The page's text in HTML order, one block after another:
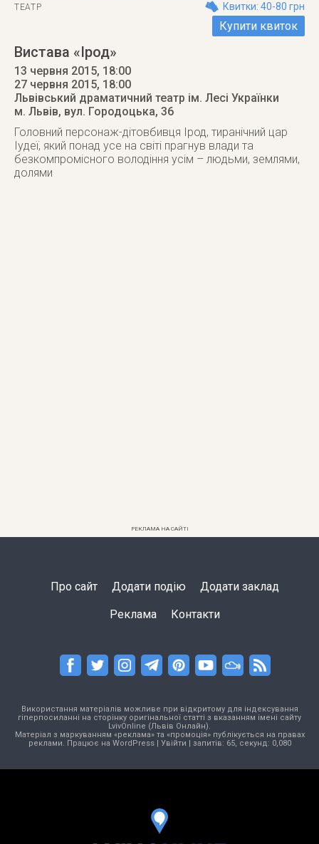
ТЕАТР Квитки: 40-80 грн
Купити квиток
Вистава «Ірод»
13 червня 2015, 18:00
27 червня 2015, 18:00
Львівський драматичний театр ім. Лесі Українки
м. Львів, вул. Городоцька, 36
Головний персонаж-дітовбивця Ірод, тиранічний цар
Іудеї, який понад усе на світі прагнув влади та
безкомпромісного володіння усім – людьми, землями,
долями
РЕКЛАМА НА САЙТІ
Про сайт Додати подію Додати заклад
Реклама Контакти
Використання матеріалів можливе при відкритому для індексування
гіперпосиланні на сторінку оригінальної статті з вказанням імені сайту
LvivOnline (Львів Онлайн).
Матеріал з маркуванням «реклама» та «промоція» публікується на правах
реклами. Працює на WordPress| Увійти | запитів: 65, секунд: 0,080